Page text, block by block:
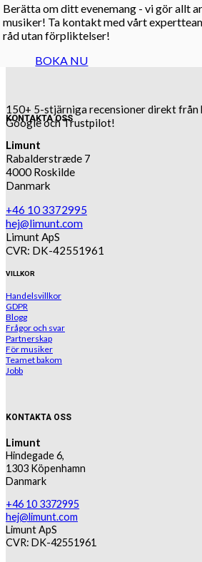
Berätta om ditt evenemang - vi gör allt
musiker! Ta kontakt med vårt
råd utan förpliktelser!
BOKA NU
150+ 5-stjärniga recensioner direkt från
Google och Trustpilot!
KONTAKTA OSS
Limunt
Rabalderstræde 7
4000 Roskilde
Danmark
+46 10 3372995
hej@limunt.com
Limunt ApS
CVR: DK-42551961
VILLKOR
Handelsvillkor
GDPR
Blogg
Frågor och svar
Partnerskap
För musiker
Teamet bakom
Jobb
KONTAKTA OSS
Limunt
Hindegade 6,
1303 Köpenhamn
Danmark
+46 10 3372995
hej@limunt.com
Limunt ApS
CVR: DK-42551961